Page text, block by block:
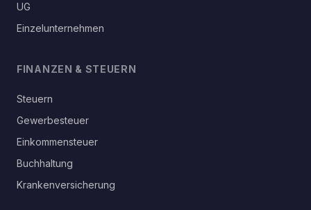
UG
Einzelunternehmen
FINANZEN & STEUERN
Steuern
Gewerbesteuer
Einkommensteuer
Buchhaltung
Krankenversicherung